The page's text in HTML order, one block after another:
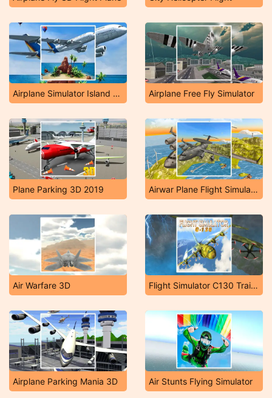
Airplane Simulator Island Travel Airplane Free Fly Simulator
Plane Parking 3D 2019 Airwar Plane Flight Simulator Challenge 3D
Air Warfare 3D Flight Simulator C130 Training
Airplane Parking Mania 3D Air Stunts Flying Simulator